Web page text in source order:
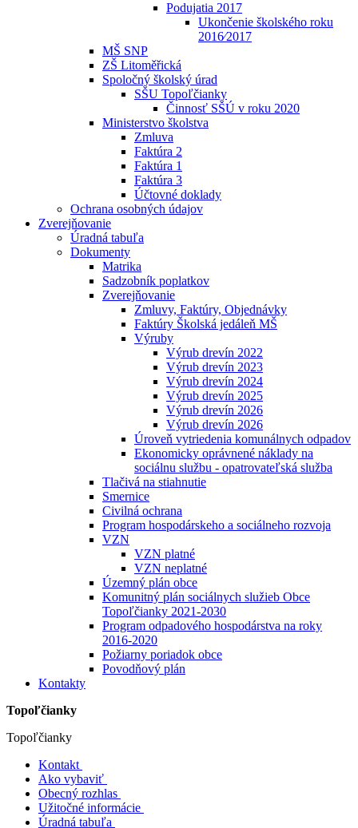
Podujatia 2017
Ukončenie školského roku
2016⁄2017
MŠ SNP
ZŠ Litoměřická
Spoločný školský úrad
SŠU Topoľčianky
Činnosť SŠÚ v roku 2020
Ministerstvo školstva
Zmluva
Faktúra 2
Faktúra 1
Faktúra 3
Účtovné doklady
Ochrana osobných údajov
Zverejňovanie
Úradná tabuľa
Dokumenty
Matrika
Sadzobník poplatkov
Zverejňovanie
Zmluvy, Faktúry, Objednávky
Faktúry Školská jedáleň MŠ
Výruby
Výrub drevín 2022
Výrub drevín 2023
Výrub drevín 2024
Výrub drevín 2025
Výrub drevín 2026
Výrub drevín 2026
Úroveň vytriedenia komunálnych odpadov
Ekonomicky oprávnené náklady na
sociálnu službu - opatrovateľská služba
Tlačivá na stiahnutie
Smernice
Civilná ochrana
Program hospodárskeho a sociálneho rozvoja
VZN
VZN platné
VZN neplatné
Územný plán obce
Komunitný plán sociálnych služieb Obce
Topoľčianky 2021-2030
Program odpadového hospodárstva na roky
2016-2020
Požiarny poriadok obce
Povodňový plán
Kontakty
Topoľčianky
Topoľčianky
Kontakt
Ako vybaviť
Obecný rozhlas
Užitočné informácie
Úradná tabuľa